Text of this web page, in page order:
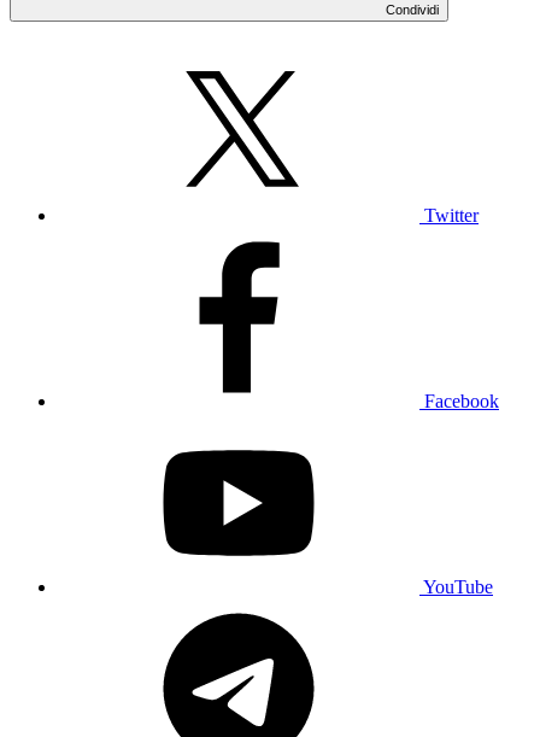
Condividi
Twitter
Facebook
YouTube